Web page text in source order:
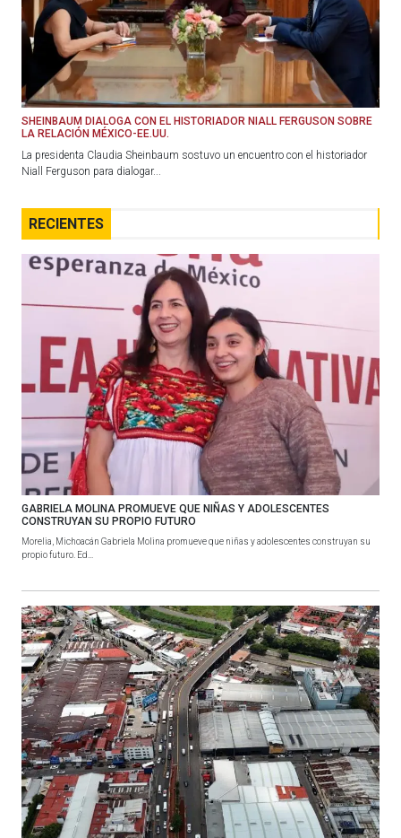
SHEINBAUM DIALOGA CON EL HISTORIADOR NIALL FERGUSON SOBRE
LA RELACIÓN MÉXICO-EE.UU.
La presidenta Claudia Sheinbaum sostuvo un encuentro con el historiador
Niall Ferguson para dialogar...
RECIENTES
GABRIELA MOLINA PROMUEVE QUE NIÑAS Y ADOLESCENTES
CONSTRUYAN SU PROPIO FUTURO
Morelia, Michoacán Gabriela Molina promueve que niñas y adolescentes construyan su
propio futuro. Ed...